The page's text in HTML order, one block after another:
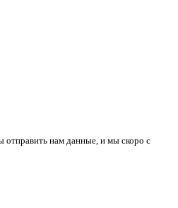
отправить нам данные, и мы скоро с